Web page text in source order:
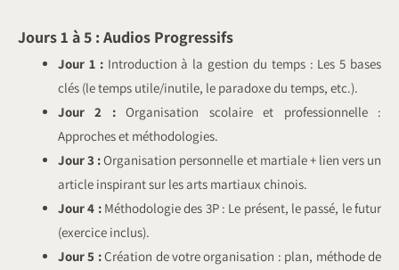
Jours 1 à 5 : Audios Progressifs
Jour 1 :Introduction à la gestion du temps : Les 5 bases
clés (le temps utile/inutile, le paradoxe du temps, etc.).
Jour 2 :Organisation scolaire et professionnelle :
Approches et méthodologies.
Jour 3 :Organisation personnelle et martiale + lien vers un
article inspirant sur les arts martiaux chinois.
Jour 4 :Méthodologie des 3P : Le présent, le passé, le futur
(exercice inclus).
Jour 5 :Création de votre organisation : plan, méthode de